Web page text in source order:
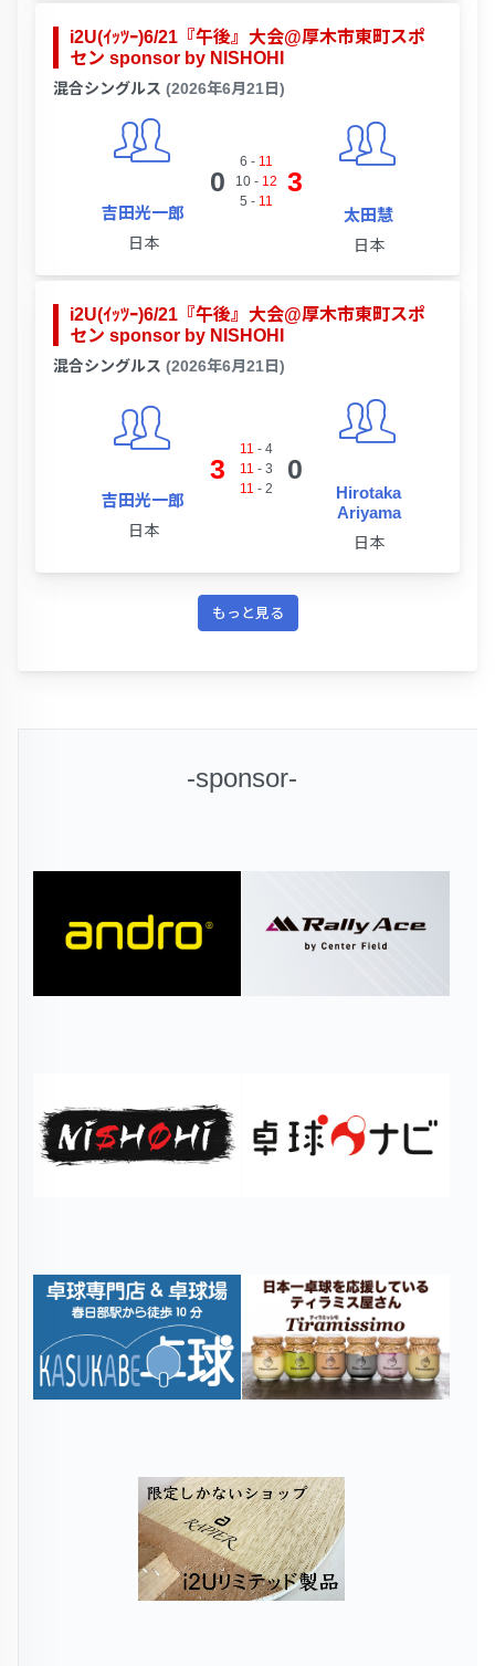
i2U(ｲｯﾂｰ)6/21『午後』大会@厚木市東町スポ
セン sponsor by NISHOHI
混合シングルス (2026年6月21日)
吉田光一郎
日本
0
6 - 11
10- 12
5 - 11
3
太田慧
日本
i2U(ｲｯﾂｰ)6/21『午後』大会@厚木市東町スポ
セン sponsor by NISHOHI
混合シングルス (2026年6月21日)
吉田光一郎
日本
3
11 - 4
11 - 3
11 - 2
0
Hirotaka
Ariyama
日本
もっと見る
-sponsor-